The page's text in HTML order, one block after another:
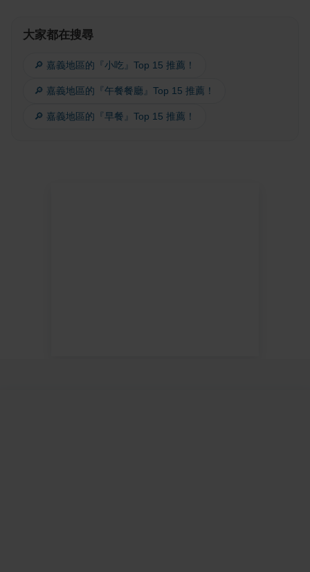
大家都在搜尋
🔎 嘉義地區的『小吃』Top 15 推薦！
🔎 嘉義地區的『午餐餐廳』Top 15 推薦！
🔎 嘉義地區的『早餐』Top 15 推薦！